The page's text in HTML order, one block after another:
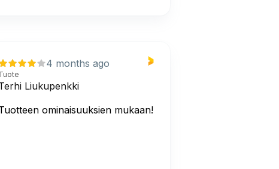
4 months ago
Liukupenkki
ominaisuuksien mukaan!